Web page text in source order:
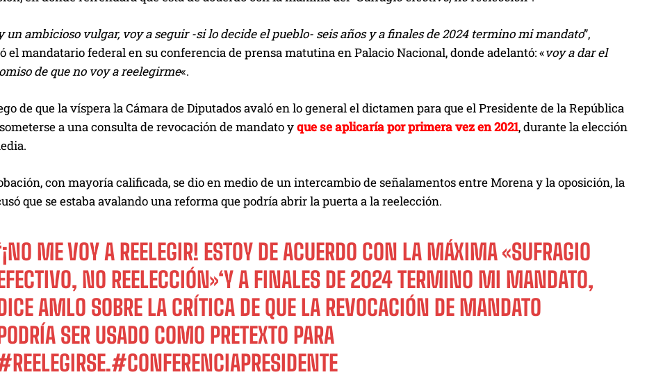
un ambicioso vulgar, voy a seguir -si lo decide el pueblo- seis años y a finales de 2024 termino mi mandato”,
el mandatario federal en su conferencia de prensa matutina en Palacio Nacional, donde adelantó: «voy a dar el
de que no voy a reelegirme«.
de que la víspera la Cámara de Diputados avaló en lo general el dictamen para que el Presidente de la República
a una consulta de revocación de mandato yque se aplicaría por primera vez en 2021, durante la elección
con mayoría calificada, se dio en medio de un intercambio de señalamentos entre Morena y la oposición, la
que se estaba avalando una reforma que podría abrir la puerta a la reelección.
ME VOY A REELEGIR! ESTOY DE ACUERDO CON LA MÁXIMA «SUFRAGIO
NO REELECCIÓN»‘Y A FINALES DE 2024 TERMINO MI MANDATO,
AMLO SOBRE LA CRÍTICA DE QUE LA REVOCACIÓN DE MANDATO
SER USADO COMO PRETEXTO PARA
.#CONFERENCIAPRESIDENTE